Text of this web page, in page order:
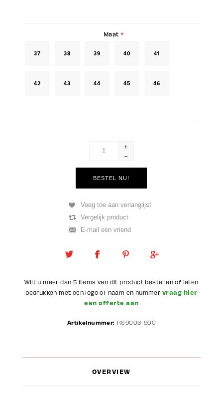
Maat *
37 38 39 40 41
42 43 44 45 46
+
-
Wilt u meer dan 5 items van dit product bestellen of laten
bedrukken met een logo of naam en nummer vraag hier
een offerte aan
Artikelnummer: RS9003-900
OVERVIEW